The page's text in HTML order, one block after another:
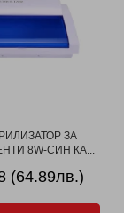
ЗА
8W-СИН КА...
(64.89лв.)